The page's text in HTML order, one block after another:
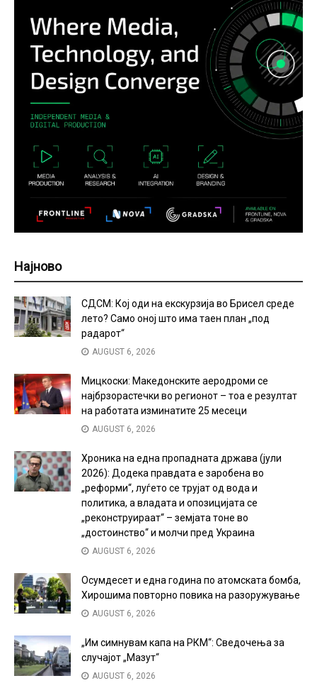
Најново
СДСМ: Кој оди на екскурзија во Брисел среде
лето? Само оној што има таен план „под
радарот“
AUGUST 6, 2026
Мицкоски: Македонските аеродроми се
најбрзорастечки во регионот – тоа е резултат
на работата изминатите 25 месеци
AUGUST 6, 2026
Хроника на една пропадната држава (јули
2026): Додека правдата е заробена во
„реформи“, луѓето се трујат од вода и
политика, а владата и опозицијата се
„реконструираат“ – земјата тоне во
„достоинство“ и молчи пред Украина
AUGUST 6, 2026
Осумдесет и една година по атомската бомба,
Хирошима повторно повика на разоружување
AUGUST 6, 2026
„Им симнувам капа на РКМ“: Сведочења за
случајот „Мазут“
AUGUST 6, 2026